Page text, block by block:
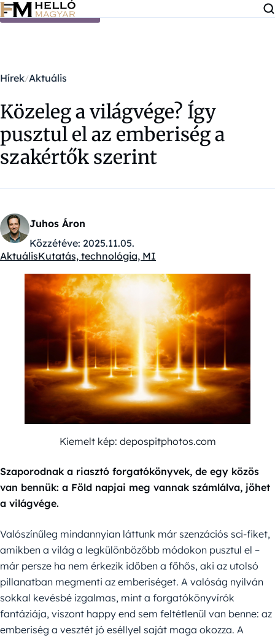
Ugrás a tartalomra
Hírek Aktuális
Közeleg a világvége? Így
pusztul el az emberiség a
szakértők szerint
Juhos Áron
Közzétéve: 2025.11.05.
Kategóriák:
AktuálisKutatás, technológia, MI
Kiemelt kép: depospitphotos.com
Szaporodnak a riasztó forgatókönyvek, de egy közös
van bennük: a Föld napjai meg vannak számlálva, jöhet
a világvége.
Valószínűleg mindannyian láttunk már szenzációs sci-fiket,
amikben a világ a legkülönbözőbb módokon pusztul el –
már persze ha nem érkezik időben a főhős, aki az utolsó
pillanatban megmenti az emberiséget. A valóság nyilván
sokkal kevésbé izgalmas, mint a forgatókönyvírók
fantáziája, viszont happy end sem feltétlenül van benne: az
emberiség a vesztét jó eséllyel saját maga okozza. A